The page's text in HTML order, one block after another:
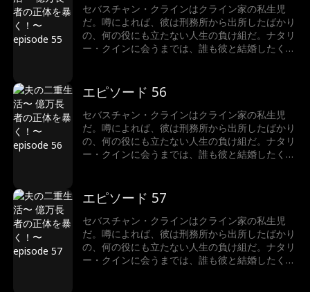
セバスチャン・クラインはクライン家の私生児
だ。噂によれば、彼は刑務所から出所したばかり
の、何の役にも立たない人生の負け組だ。ナタリ
ー・クインに会うまでは、誰も彼と結婚したくな
るのか？それよりも、そもそもなぜセバスチャ
ン・クラインは正体を隠しているのか？
エピソード 56
セバスチャン・クラインはクライン家の私生児
だ。噂によれば、彼は刑務所から出所したばかり
の、何の役にも立たない人生の負け組だ。ナタリ
ー・クインに会うまでは、誰も彼と結婚したくな
るのか？それよりも、そもそもなぜセバスチャ
ン・クラインは正体を隠しているのか？
エピソード 57
セバスチャン・クラインはクライン家の私生児
だ。噂によれば、彼は刑務所から出所したばかり
の、何の役にも立たない人生の負け組だ。ナタリ
ー・クインに会うまでは、誰も彼と結婚したくな